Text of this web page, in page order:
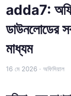
adda7:
ডাউনলোডের
মাধ্যম
16 মে 2026 · অফিসিয়াল